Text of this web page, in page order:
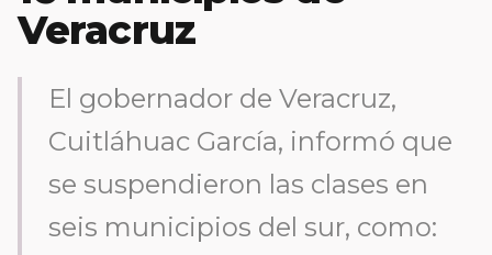
Veracruz
El gobernador de Veracruz,
Cuitláhuac García, informó que
se suspendieron las clases en
seis municipios del sur, como: